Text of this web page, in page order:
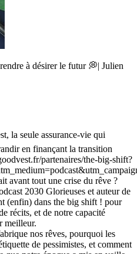
à désirer le futur 💭| Julien
la seule assurance-vie qui
en finançant la transition
partenaires/the-big-shift?
avant tout une crise du rêve ?
2030 Glorieuses et auteur de
(enfin) dans the big shift ! pour
récits, et de notre capacité
meilleur.
nos rêves, pourquoi les
de pessimistes, et comment